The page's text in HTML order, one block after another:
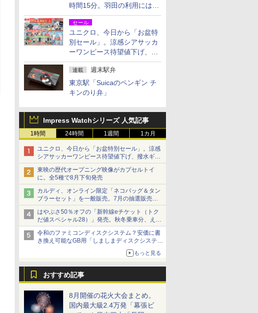
時間15分。羽田の利用には
「空港西出口」の利用検討を
セール
ユニクロ、今日から「お盆特
別セール」。涼感シアサッカ
ーワンピース待望値下げ、撥
水ギアショーツは1990円に
連載 週末駅弁
東京駅「Suicaのペンギン チ
キンのり弁」
Impress Watchシリーズ 人気記事
1時間 24時間 1週間 1カ月
ユニクロ、今日から「お盆特別セール」。涼感
シアサッカーワンピース待望値下げ、撥水ギア
ショーツは1990円に
東映の歴代オープニング映像がカプセルトイ
に。全5種で8月下旬発売
カルディ、オンライン限定「ネコバッグ＆タン
ブラーセット」を一般販売。7月の抽選販売の
当選無効分
はやぶさ50％オフの「新幹線eチケット（トク
だ値スペシャル28）」発売。秋冬乗車分、えき
ねっと限定
令和のファミコンディスクシステム？安価に書
き換え可能なGB用「しましまディスクシステ
もっと見る
おすすめ記事
8月開催の花火大会まとめ。
国内最大級2.4万発「幕張ビ